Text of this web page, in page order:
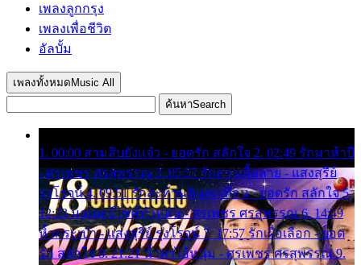
เพลงลูกกรุง
เพลงเพื่อชีวิต
อัลบั้ม
เพลงทั้งหมด Music All
ค้นหาSearch
1. 00:00 สามสิบยังแจ๋ว - ยอดรัก สลักใจ 2. 02:49 รักมาห้าปี
- ศรเพชร ศรสุพรรณ 3. 05:57 รักสาวเสื้อลาย - แสงสุรีย์
รุ่งโรจน์ 4. 09:51 รักสะท้านดินสะเทือน - ยอดรัก สลักใจ 5.
12:23 มอเตอร์ไซค์ทำหล่น - ศรเพชร ศรสุพรรณ 6. 14:49
หิ้วกระเป๋า - แสงสุรีย์ รุ่งโรจน์ 7. 17:57 รักเผื่อเลือก - ยอด
รัก สลักใจ 8. 21:21 น้ำตาไอ้หนุ่ม - ศรเพชร ศรสุพรรณ 9.